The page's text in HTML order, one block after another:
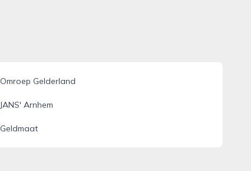
Omroep Gelderland
JANS' Arnhem
Geldmaat